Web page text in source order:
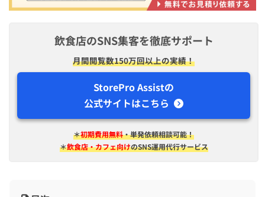
飲食店のSNS集客を徹底サポート
月間閲覧数150万回以上の実績！
StorePro Assistの
公式サイトはこちら
＊初期費用無料・単発依頼相談可能！
＊飲食店・カフェ向けのSNS運用代行サービス